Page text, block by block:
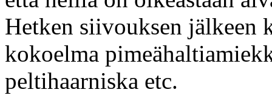
Hetken siivouksen jälkeen
kokoelma
peltihaarniska etc.